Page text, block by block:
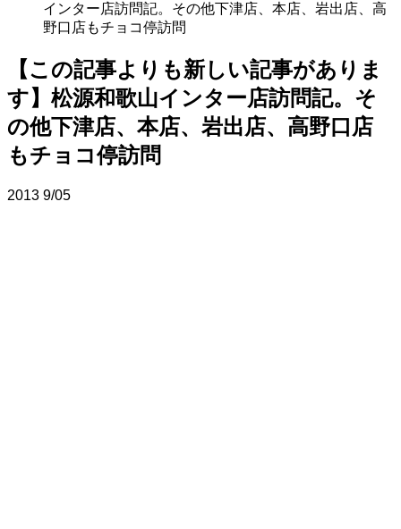
インター店訪問記。その他下津店、本店、岩出店、高
野口店もチョコ停訪問
【この記事よりも新しい記事がありま
す】松源和歌山インター店訪問記。そ
の他下津店、本店、岩出店、高野口店
もチョコ停訪問
2013 9/05